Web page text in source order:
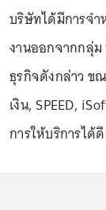
บริษัทได้มีการจ
งานออกจากกลุ่
ธุรกิจดังกล่าว ข
เงิน, SPEED,
การให้บริการได้ดี